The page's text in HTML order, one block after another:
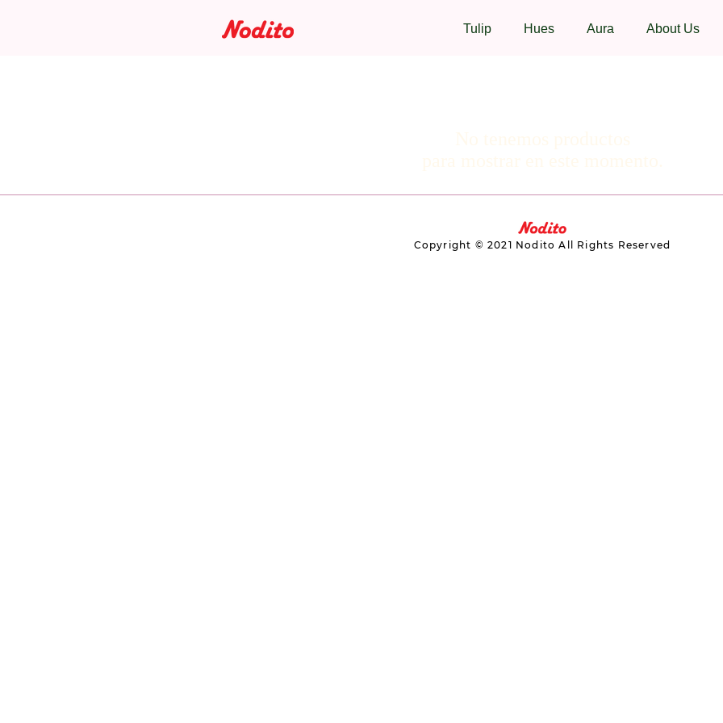
Tulip Hues Aura About Us
Copyright © 2021 Nodito All Rights Reserved